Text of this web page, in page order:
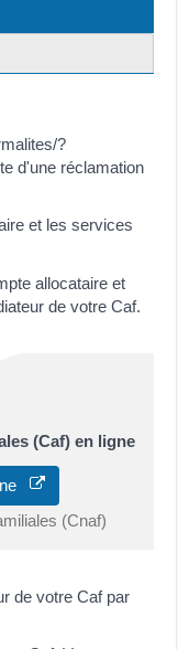
?
d'une réclamation
et les services
allocataire et
de votre Caf.
(Caf) en ligne
(Cnaf)
de votre Caf par